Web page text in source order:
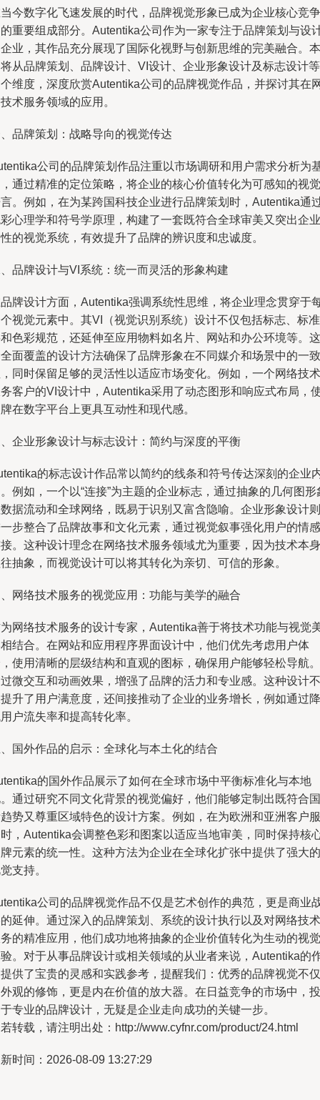
今数字化飞速发展的时代，品牌视觉形象已成为企业核心竞争
重要组成部分。Autentika公司作为一家专注于品牌策划与设
业，其作品充分展现了国际化视野与创新思维的完美融合。本
从品牌策划、品牌设计、VI设计、企业形象设计及标志设计等
维度，深度欣赏Autentika公司的品牌视觉作品，并探讨其在
术服务领域的应用。
品牌策划：战略导向的视觉传达
公司的品牌策划作品注重以市场调研和用户需求分析为
通过精准的定位策略，将企业的核心价值转化为可感知的视觉
。例如，在为某跨国科技企业进行品牌策划时，Autentika通
心理学和符号学原理，构建了一套既符合全球审美又突出企业
的视觉系统，有效提升了品牌的辨识度和忠诚度。
品牌设计与VI系统：统一而灵活的形象构建
牌设计方面，Autentika强调系统性思维，将企业理念贯穿于
视觉元素中。其VI（视觉识别系统）设计不仅包括标志、标准
色彩规范，还延伸至应用物料如名片、网站和办公环境等。这
面覆盖的设计方法确保了品牌形象在不同媒介和场景中的一致
同时保留足够的灵活性以适应市场变化。例如，一个网络技术
客户的VI设计中，Autentika采用了动态图形和响应式布局，
在数字平台上更具互动性和现代感。
企业形象设计与标志设计：简约与深度的平衡
的标志设计作品常以简约的线条和符号传达深刻的企业
例如，一个以“连接”为主题的企业标志，通过抽象的几何图形
据流动和全球网络，既易于识别又富含隐喻。企业形象设计则
步整合了品牌故事和文化元素，通过视觉叙事强化用户的情感
。这种设计理念在网络技术服务领域尤为重要，因为技术本身
抽象，而视觉设计可以将其转化为亲切、可信的形象。
网络技术服务的视觉应用：功能与美学的融合
网络技术服务的设计专家，Autentika善于将技术功能与视觉
结合。在网站和应用程序界面设计中，他们优先考虑用户体
使用清晰的层级结构和直观的图标，确保用户能够轻松导航。
微交互和动画效果，增强了品牌的活力和专业感。这种设计不
升了用户满意度，还间接推动了企业的业务增长，例如通过降
户流失率和提高转化率。
国外作品的启示：全球化与本土化的结合
的国外作品展示了如何在全球市场中平衡标准化与本地
通过研究不同文化背景的视觉偏好，他们能够定制出既符合国
势又尊重区域特色的设计方案。例如，在为欧洲和亚洲客户服
，Autentika会调整色彩和图案以适应当地审美，同时保持核
元素的统一性。这种方法为企业在全球化扩张中提供了强大的
支持。
公司的品牌视觉作品不仅是艺术创作的典范，更是商业
延伸。通过深入的品牌策划、系统的设计执行以及对网络技术
的精准应用，他们成功地将抽象的企业价值转化为生动的视觉
。对于从事品牌设计或相关领域的从业者来说，Autentika的
供了宝贵的灵感和实践参考，提醒我们：优秀的品牌视觉不仅
观的修饰，更是内在价值的放大器。在日益竞争的市场中，投
专业的品牌设计，无疑是企业走向成功的关键一步。
转载，请注明出处：http://www.cyfnr.com/product/24.html
时间：2026-08-09 13:27:29